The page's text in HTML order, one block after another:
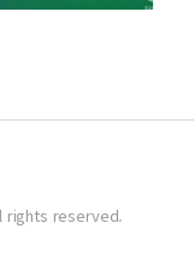
rights reserved.